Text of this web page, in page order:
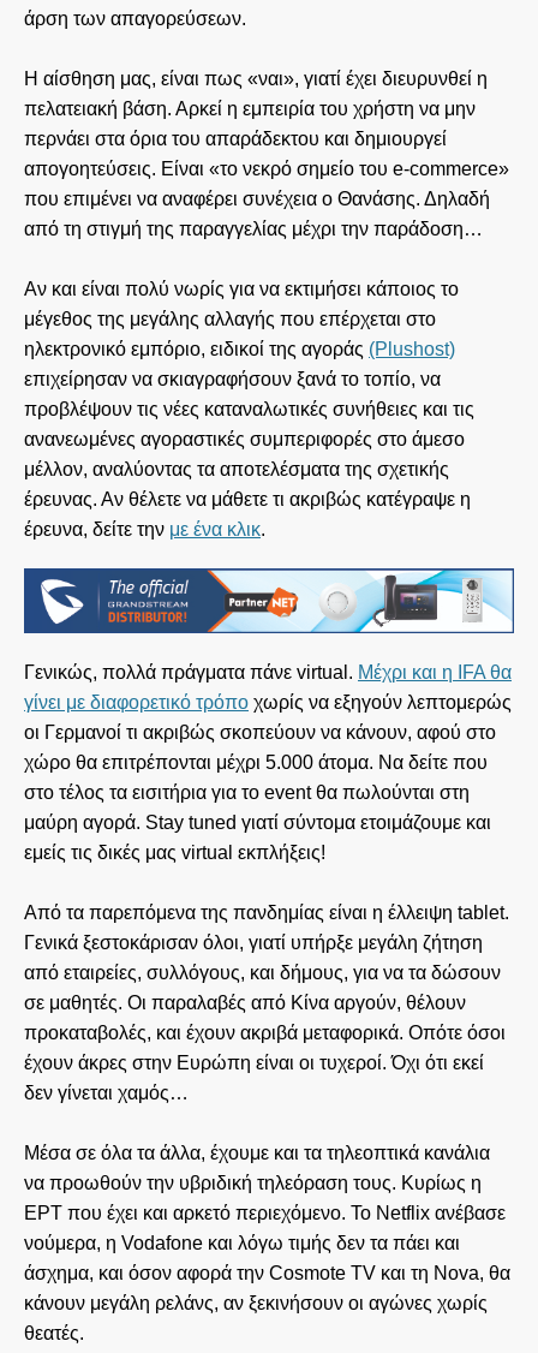
άρση των απαγορεύσεων.
Η αίσθηση μας, είναι πως «ναι», γιατί έχει διευρυνθεί η
πελατειακή βάση. Αρκεί η εμπειρία του χρήστη να μην
περνάει στα όρια του απαράδεκτου και δημιουργεί
απογοητεύσεις. Είναι «το νεκρό σημείο του e-commerce»
που επιμένει να αναφέρει συνέχεια ο Θανάσης. Δηλαδή
από τη στιγμή της παραγγελίας μέχρι την παράδοση…
Αν και είναι πολύ νωρίς για να εκτιμήσει κάποιος το
μέγεθος της μεγάλης αλλαγής που επέρχεται στο
ηλεκτρονικό εμπόριο, ειδικοί της αγοράς (Plushost)
επιχείρησαν να σκιαγραφήσουν ξανά το τοπίο, να
προβλέψουν τις νέες καταναλωτικές συνήθειες και τις
ανανεωμένες αγοραστικές συμπεριφορές στο άμεσο
μέλλον, αναλύοντας τα αποτελέσματα της σχετικής
έρευνας. Αν θέλετε να μάθετε τι ακριβώς κατέγραψε η
έρευνα, δείτε την με ένα κλικ.
Γενικώς, πολλά πράγματα πάνε virtual. Μέχρι και η IFA θα
γίνει με διαφορετικό τρόπο χωρίς να εξηγούν λεπτομερώς
οι Γερμανοί τι ακριβώς σκοπεύουν να κάνουν, αφού στο
χώρο θα επιτρέπονται μέχρι 5.000 άτομα. Να δείτε που
στο τέλος τα εισιτήρια για το event θα πωλούνται στη
μαύρη αγορά. Stay tuned γιατί σύντομα ετοιμάζουμε και
εμείς τις δικές μας virtual εκπλήξεις!
Από τα παρεπόμενα της πανδημίας είναι η έλλειψη tablet.
Γενικά ξεστοκάρισαν όλοι, γιατί υπήρξε μεγάλη ζήτηση
από εταιρείες, συλλόγους, και δήμους, για να τα δώσουν
σε μαθητές. Οι παραλαβές από Κίνα αργούν, θέλουν
προκαταβολές, και έχουν ακριβά μεταφορικά. Οπότε όσοι
έχουν άκρες στην Ευρώπη είναι οι τυχεροί. Όχι ότι εκεί
δεν γίνεται χαμός…
Μέσα σε όλα τα άλλα, έχουμε και τα τηλεοπτικά κανάλια
να προωθούν την υβριδική τηλεόραση τους. Κυρίως η
ΕΡΤ που έχει και αρκετό περιεχόμενο. Το Netflix ανέβασε
νούμερα, η Vodafone και λόγω τιμής δεν τα πάει και
άσχημα, και όσον αφορά την Cosmote TV και τη Nova, θα
κάνουν μεγάλη ρελάνς, αν ξεκινήσουν οι αγώνες χωρίς
θεατές.